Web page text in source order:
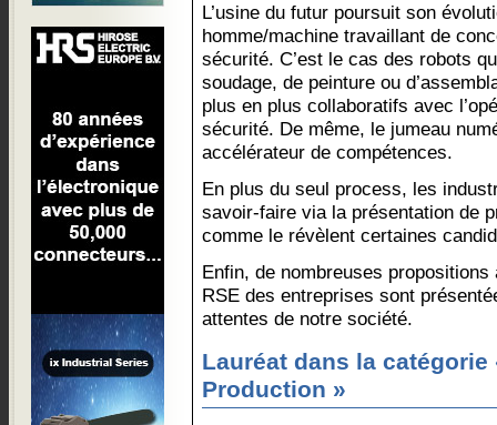
L’usine du futur poursuit son
homme/machine travaillant de
sécurité. C’est le cas des robots
soudage, de peinture ou
plus en plus collaboratifs avec
sécurité. De même, le jumeau
accélérateur de compétences.
En plus du seul process, les
savoir-faire via la présentation de
comme le révèlent certaines
Enfin, de nombreuses
RSE des entreprises sont
attentes de notre société.
Lauréat dans la catégorie
Production »